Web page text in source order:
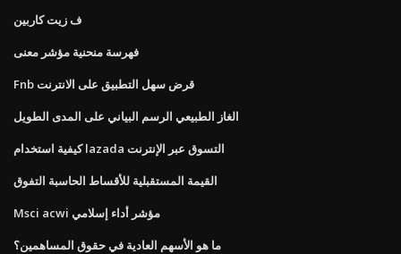
ف زيت كاربين
فهرسة منحنية مؤشر معنى
Fnb قرض سهل التطبيق على الانترنت
الغاز الطبيعي الرسم البياني على المدى الطويل
كيفية استخدام lazada التسوق عبر الإنترنت
القيمة المستقبلية للأقساط الحاسبة التفوق
Msci acwi مؤشر أداء إسلامي
ما هو الأسهم العادية في حقوق المساهمين؟